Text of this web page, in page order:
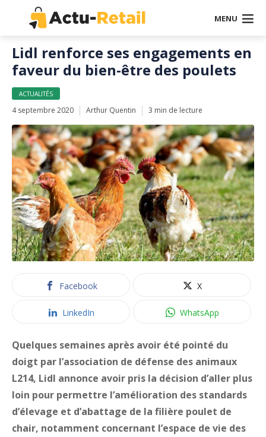
MENU
Lidl renforce ses engagements en
faveur du bien-être des poulets
ACTUALITÉS
4 septembre 2020 Arthur Quentin 3 min de lecture
Facebook X
LinkedIn WhatsApp
Quelques semaines après avoir été pointé du
doigt par l’association de défense des animaux
L214, Lidl annonce avoir pris la décision d’aller plus
loin pour permettre l’amélioration des standards
d’élevage et d’abattage de la filière poulet de
chair, notamment concernant l’espace de vie des